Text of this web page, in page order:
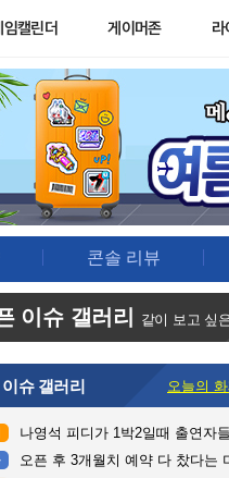
임캘린더 게이머존
콘솔 리뷰
이슈 갤러리 같이 보고 싶
슈 갤러리 오늘의 화
나영석 피디가 1박2일때 출연자
오픈 후 3개월치 예약 다 찼다는